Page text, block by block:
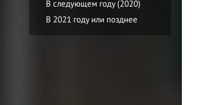
В следующем году (2020)
В 2021 году или позднее